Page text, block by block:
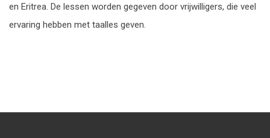
en Eritrea. De lessen worden gegeven door vrijwilligers, die veel
ervaring hebben met taalles geven.